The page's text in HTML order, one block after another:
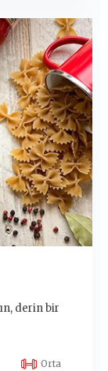
derin bir
Orta